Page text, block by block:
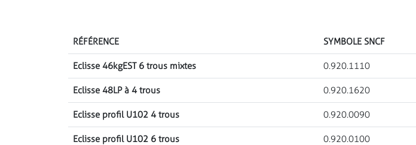
RÉFÉRENCE SYMBOLE SNCF
Eclisse 46kgEST 6 trous mixtes 0.920.1110
Eclisse 48LP à 4 trous 0.920.1620
Eclisse profil U102 4 trous 0.920.0090
Eclisse profil U102 6 trous 0.920.0100